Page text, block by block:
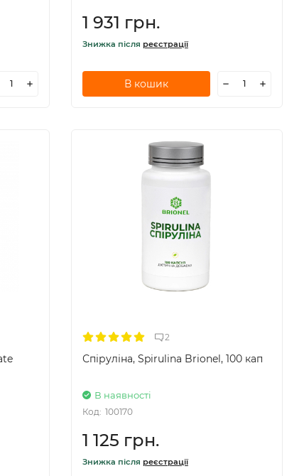
1 931 грн.
Знижка після реєстрації
В кошик
2
Спіруліна, Spirulina Brionel, 100 кап
В наявності
Код: 100170
1 125 грн.
Знижка після реєстрації